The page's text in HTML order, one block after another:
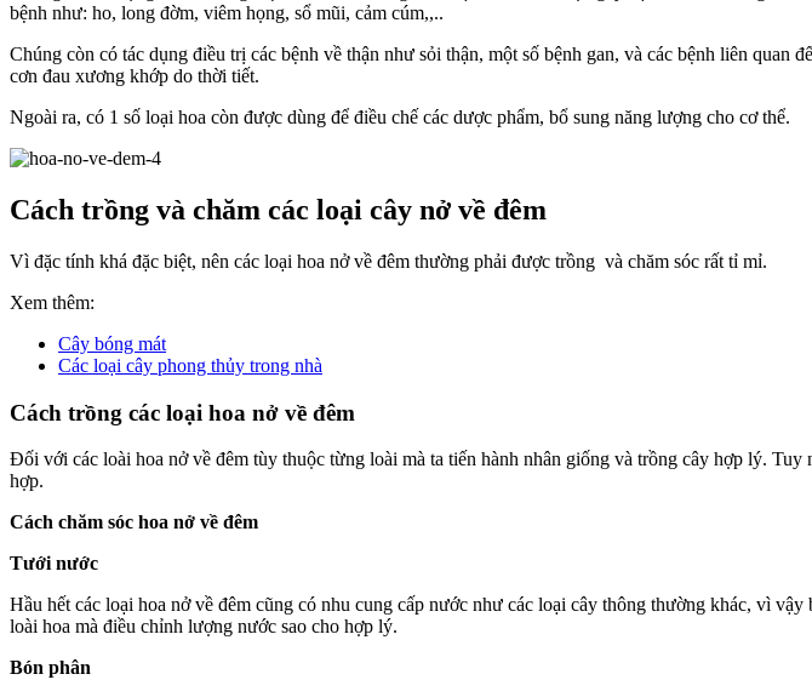
bệnh như: ho, long đờm, viêm họng, sổ mũi, cảm cúm,,..
Chúng còn có tác dụng điều trị các bệnh về thận như sỏi thận, một số bệnh gan, và các bệnh liên
cơn đau xương khớp do thời tiết.
Ngoài ra, có 1 số loại hoa còn được dùng để điều chế các dược phẩm, bổ sung năng lượng cho cơ thể.
Cách trồng và chăm các loại cây nở về đêm
Vì đặc tính khá đặc biệt, nên các loại hoa nở về đêm thường phải được trồng và chăm sóc rất tỉ mỉ.
Xem thêm:
Cây bóng mát
Các loại cây phong thủy trong nhà
Cách trồng các loại hoa nở về đêm
Đối với các loài hoa nở về đêm tùy thuộc từng loài mà ta tiến hành nhân giống và trồng cây hợp lý.
hợp.
Cách chăm sóc hoa nở về đêm
Tưới nước
Hầu hết các loại hoa nở về đêm cũng có nhu cung cấp nước như các loại cây thông thường khác, vì
loài hoa mà điều chỉnh lượng nước sao cho hợp lý.
Bón phân